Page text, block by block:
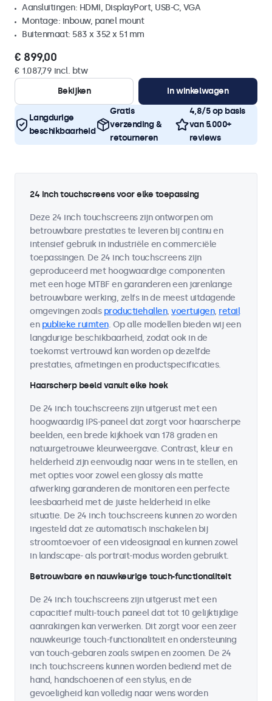
Aansluitingen: HDMI, DisplayPort, USB-C, VGA
Montage: inbouw, panel mount
Buitenmaat: 583 x 352 x 51 mm
€ 899,00
€ 1.087,79 incl. btw
Bekijken
In winkelwagen
Langdurige
beschikbaarheid
Gratis
verzending &
retourneren
4,8/5 op basis
van 5.000+
reviews
24 inch touchscreens voor elke toepassing
Deze 24 inch touchscreens zijn ontworpen om
betrouwbare prestaties te leveren bij continu en
intensief gebruik in industriële en commerciële
toepassingen. De 24 inch touchscreens zijn
geproduceerd met hoogwaardige componenten
met een hoge MTBF en garanderen een jarenlange
betrouwbare werking, zelfs in de meest uitdagende
omgevingen zoals productiehallen, voertuigen, retail
en publieke ruimten. Op alle modellen bieden wij een
langdurige beschikbaarheid, zodat ook in de
toekomst vertrouwd kan worden op dezelfde
prestaties, afmetingen en productspecificaties.
Haarscherp beeld vanuit elke hoek
De 24 inch touchscreens zijn uitgerust met een
hoogwaardig IPS-paneel dat zorgt voor haarscherpe
beelden, een brede kijkhoek van 178 graden en
natuurgetrouwe kleurweergave. Contrast, kleur en
helderheid zijn eenvoudig naar wens in te stellen, en
met opties voor zowel een glossy als matte
afwerking garanderen de monitoren een perfecte
leesbaarheid met de juiste helderheid in elke
situatie. De 24 inch touchscreens kunnen zo worden
ingesteld dat ze automatisch inschakelen bij
stroomtoevoer of een videosignaal en kunnen zowel
in landscape- als portrait-modus worden gebruikt.
Betrouwbare en nauwkeurige touch-functionaliteit
De 24 inch touchscreens zijn uitgerust met een
capacitief multi-touch paneel dat tot 10 gelijktijdige
aanrakingen kan verwerken. Dit zorgt voor een zeer
nauwkeurige touch-functionaliteit en ondersteuning
van touch-gebaren zoals swipen en zoomen. De 24
inch touchscreens kunnen worden bediend met de
hand, handschoenen of een stylus, en de
gevoeligheid kan volledig naar wens worden